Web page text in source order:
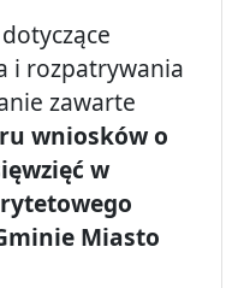
i rozpatrywania
zawarte
wniosków o
w
Miasto